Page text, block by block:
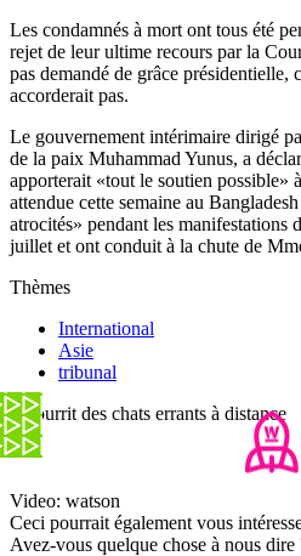
Les condamnés à mort ont tous été
rejet de leur ultime recours par la
pas demandé de grâce présidentielle,
accorderait pas.
Le gouvernement intérimaire dirigé
de la paix Muhammad Yunus, a
apporterait «tout le soutien possible»
attendue cette semaine au
atrocités» pendant les manifestations
juillet et ont conduit à la chute de
Thèmes
International
Asie
tribunal
Il nourrit des chats errants à distance
Video: watson
Ceci pourrait également vous
Avez-vous quelque chose à nous dire